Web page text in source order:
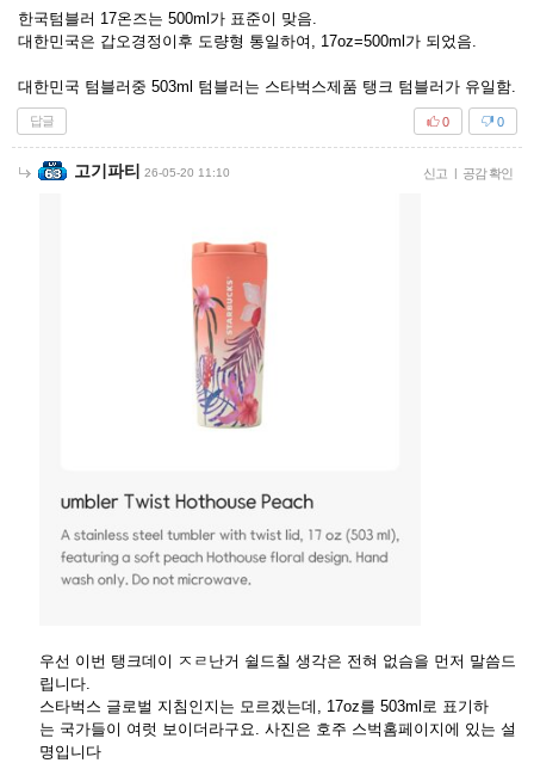
한국텀블러 17온즈는 500ml가 표준이 맞음.
대한민국은 갑오경정이후 도량형 통일하여, 17oz=500ml가 되었음.
대한민국 텀블러중 503ml 텀블러는 스타벅스제품 탱크 텀블러가 유일함.
답글 0
0
고기파티 26-05-20 11:10 신고 공감 확인
우선 이번 탱크데이 ㅈㄹ난거 쉴드칠 생각은 전혀 없슴을 먼저 말씀드
립니다.
스타벅스 글로벌 지침인지는 모르겠는데, 17oz를 503ml로 표기하
는 국가들이 여럿 보이더라구요. 사진은 호주 스벅홈페이지에 있는 설
명입니다